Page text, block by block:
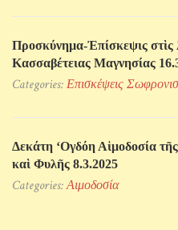
Προσκύνηµα-Ἐπίσκεψις στὶς
Κασσαβέτειας Μαγνησίας
Categories: Επισκέψεις
Δεκάτη ‘Ογδόη Αἱμοδοσία
καὶ Φυλῆς 8.3.2025
Categories:Αιμοδοσία